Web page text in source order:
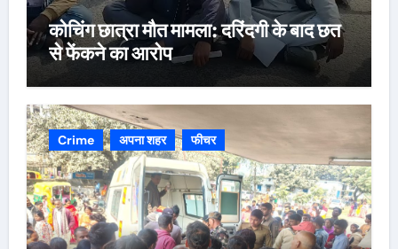
कोचिंग छात्रा मौत मामला: दरिंदगी के बाद छत
से फेंकने का आरोप
Crime अपना शहर फीचर